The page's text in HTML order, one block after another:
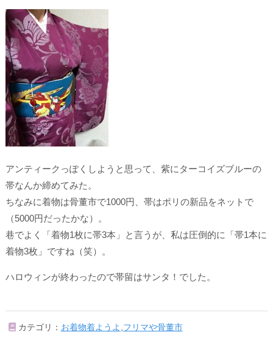
アンティークっぽくしようと思って、紫にターコイズブルーの
帯なんか締めてみた。
ちなみに着物は骨董市で1000円、帯はポリの新品をネットで
（5000円だったかな）。
巷でよく「着物1枚に帯3本」と言うが、私は圧倒的に「帯1本に
着物3枚」ですね（笑）。
ハロウィンが終わったので帯留はサンタ！でした。
カテゴリ： お着物着ようよ フリマや骨董市